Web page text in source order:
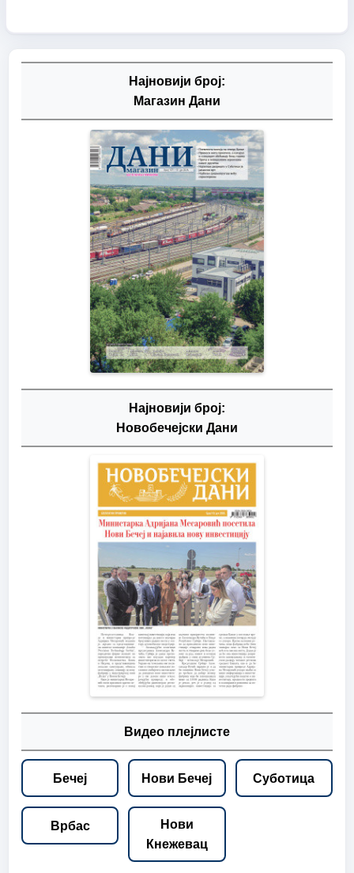
Најновији број:
Магазин Дани
Најновији број:
Новобечејски Дани
Видео плејлисте
Бечеј Нови Бечеј Суботица
Врбас
Нови
Кнежевац